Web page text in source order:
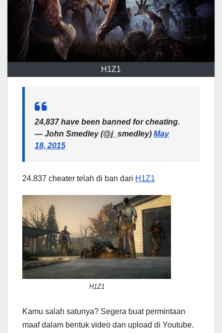
H1Z1
24,837 have been banned for cheating.
— John Smedley (@j_smedley) May
18, 2015
24.837 cheater telah di ban dari H1Z1
H1Z1
Kamu salah satunya? Segera buat permintaan
maaf dalam bentuk video dan upload di Youtube.